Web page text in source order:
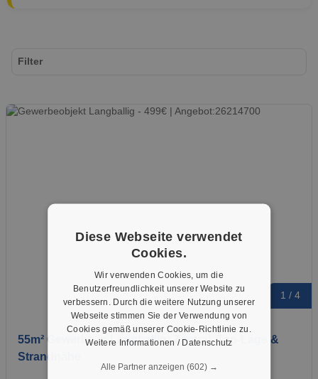
1 / 4
55m² Gewerbe in Langballig: Zentral, Top-Lage &
Strandnähe
Filter
Diese Webseite verwendet
Cookies.
Wir verwenden Cookies, um die
Benutzerfreundlichkeit unserer Website zu
verbessern. Durch die weitere Nutzung unserer
Webseite stimmen Sie der Verwendung von
Cookies gemäß unserer Cookie-Richtlinie zu.
Weitere Informationen / Datenschutz
Alle Partner anzeigen (602) →